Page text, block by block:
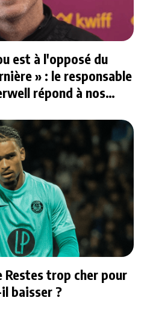
est à l'opposé du
» : le responsable
répond à nos
Restes trop cher pour
baisser ?